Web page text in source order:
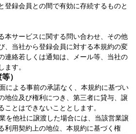
登録会員との間で有効に存続するものと
本サービスに関する問い合わせ、その他
、当社から登録会員に対する本規約の変
連絡若しくは通知は、メール等、当社の
ます。
）
による事前の承諾なく、本規約に基づい
地位及び権利につき、第三者に貸与、譲
ことはできないこととします。
を他社に譲渡した場合には、当該営業譲
利用契約上の地位、本規約に基づく権